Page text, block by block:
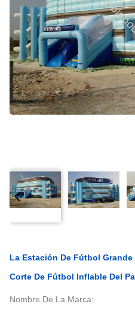
La Estación De Fútbol
Corte De Fútbol Inflable Del
Nombre De La Marca: